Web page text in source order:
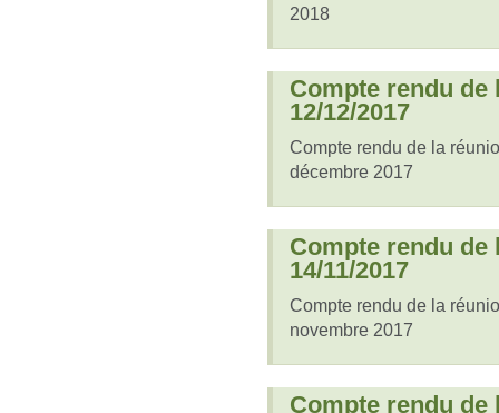
2018
Compte rendu de
12/12/2017
Compte rendu de la
décembre 2017
Compte rendu de
14/11/2017
Compte rendu de la
novembre 2017
Compte rendu de